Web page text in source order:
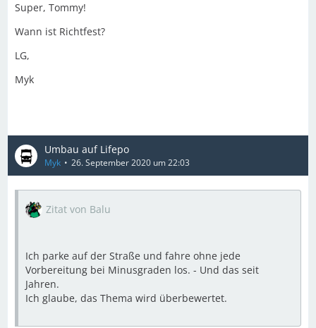
Super, Tommy!
Wann ist Richtfest?
LG,
Myk
Umbau auf Lifepo
Myk 26. September 2020 um 22:03
Zitat von Balu
Ich parke auf der Straße und fahre ohne jede
Vorbereitung bei Minusgraden los. - Und das seit
Jahren.
Ich glaube, das Thema wird überbewertet.